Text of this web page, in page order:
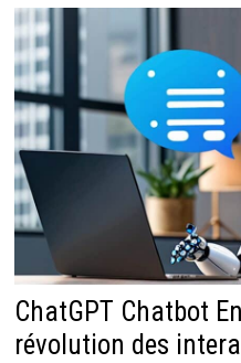
ChatGPT Chatbot
révolution des